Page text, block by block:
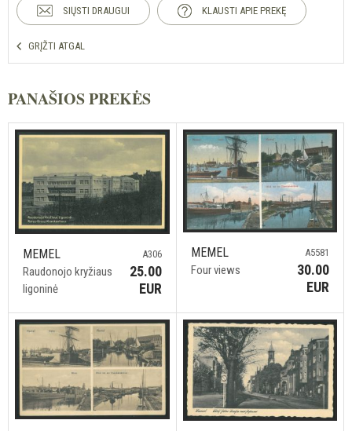
SIŲSTI DRAUGUI KLAUSTI APIE PREKĘ
GRĮŽTI ATGAL
PANAŠIOS PREKĖS
MEMEL
Raudonojo kryžiaus
ligoninė
A306
25.00
EUR
MEMEL
Four views
A5581
30.00
EUR